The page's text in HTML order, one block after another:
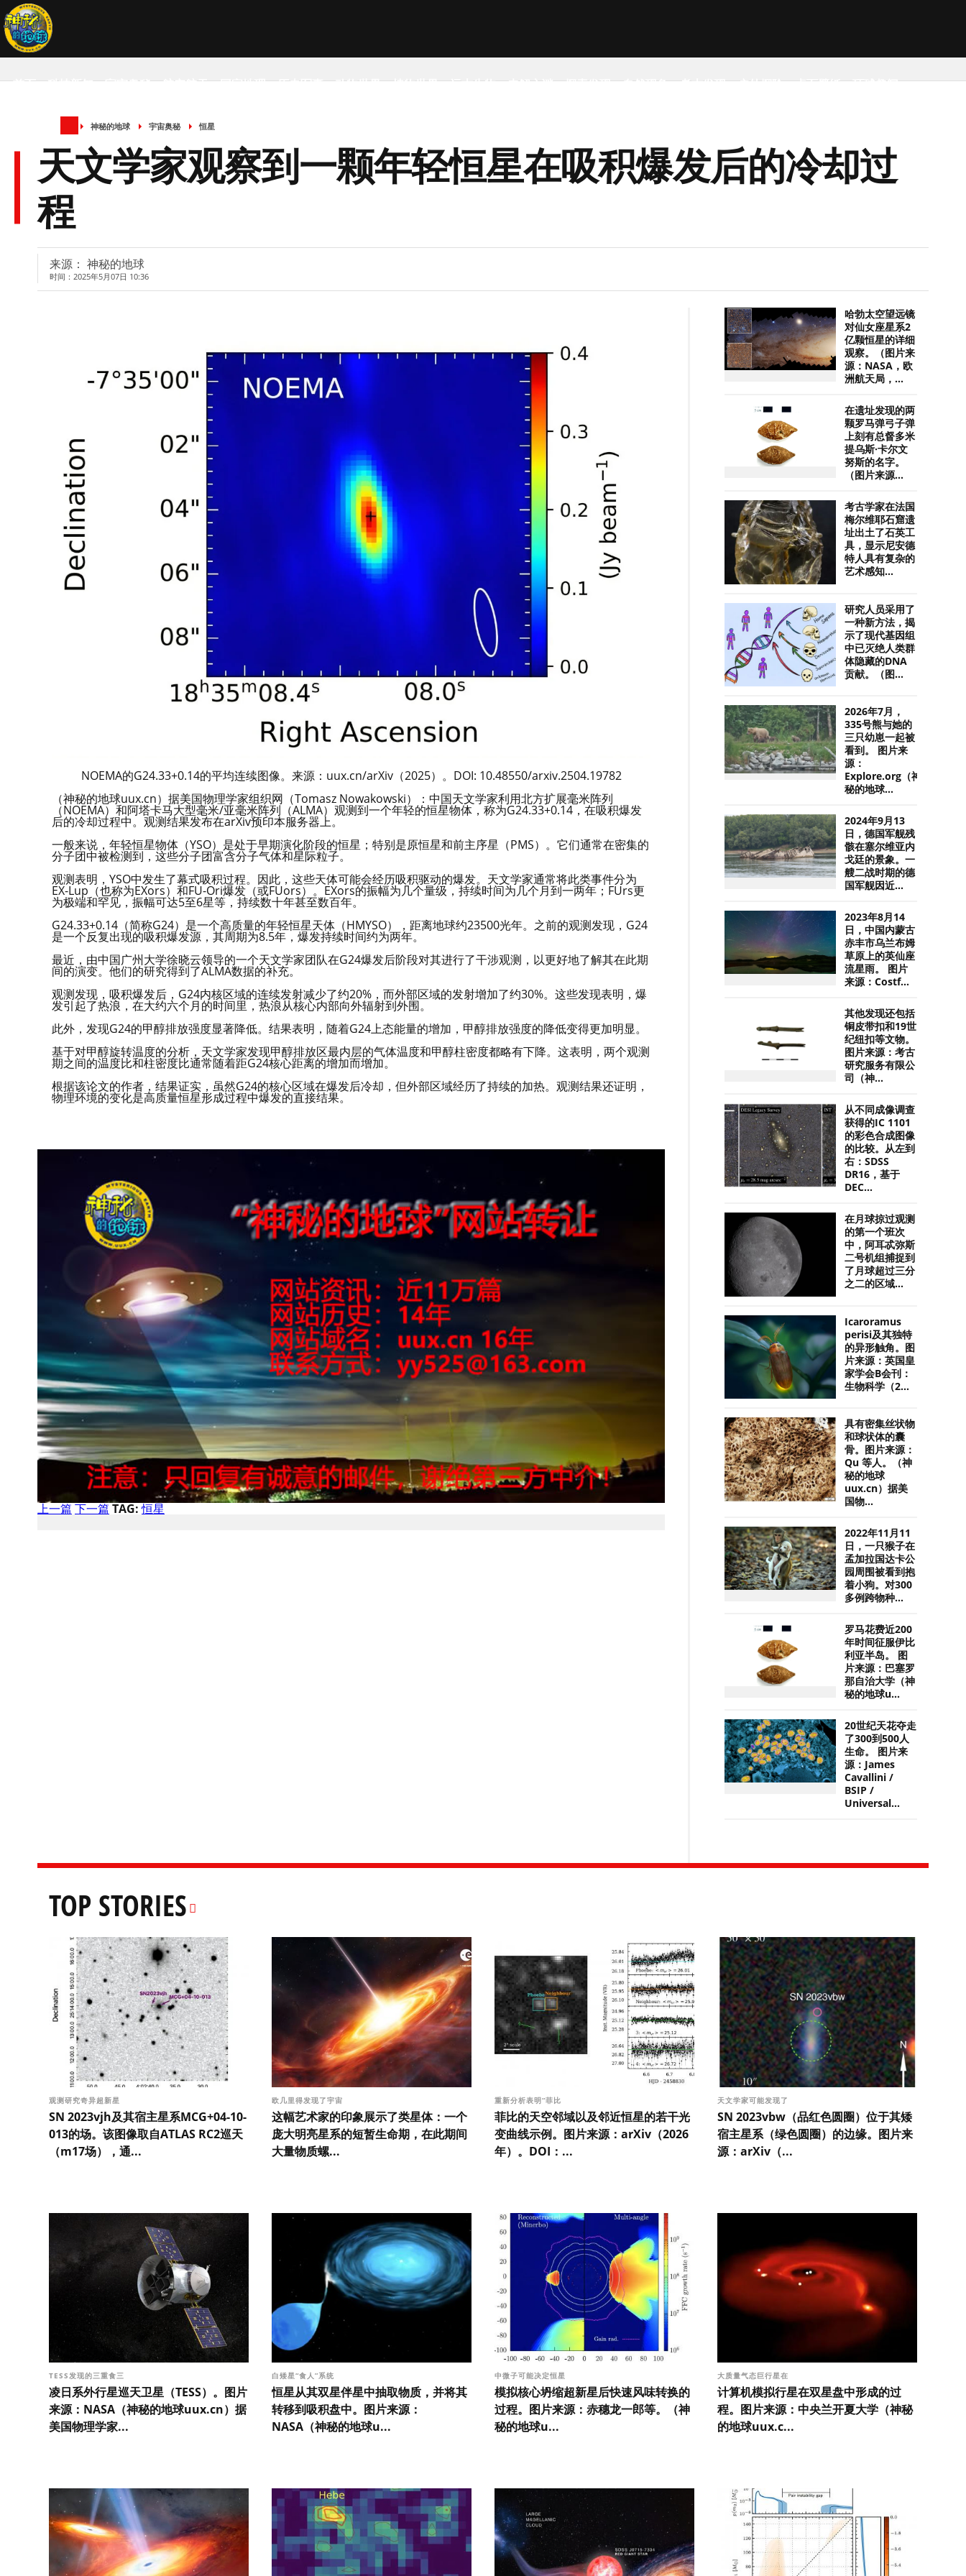
首页 科技新知 宇宙奥秘 航空航天 国家地理 历史军事 动物世界 植物世界 远古生物 未解之谜 探索发现 自然现象 考古发现 户外探险 桌面壁纸 环球趣闻
神秘的地球 宇宙奥秘 恒星
天文学家观察到一颗年轻恒星在吸积爆发后的冷却过
程
来源： 神秘的地球
时间：2025年5月07日 10:36
NOEMA的G24.33+0.14的平均连续图像。来源：uux.cn/arXiv（2025）。DOI: 10.48550/arxiv.2504.19782
（神秘的地球uux.cn）据美国物理学家组织网（Tomasz Nowakowski）：中国天文学家利用北方扩展毫米阵列
（NOEMA）和阿塔卡马大型毫米/亚毫米阵列（ALMA）观测到一个年轻的恒星物体，称为G24.33+0.14，在吸积爆发
后的冷却过程中。观测结果发布在arXiv预印本服务器上。
一般来说，年轻恒星物体（YSO）是处于早期演化阶段的恒星；特别是原恒星和前主序星（PMS）。它们通常在密集的
分子团中被检测到，这些分子团富含分子气体和星际粒子。
观测表明，YSO中发生了幕式吸积过程。因此，这些天体可能会经历吸积驱动的爆发。天文学家通常将此类事件分为
EX-Lup（也称为EXors）和FU-Ori爆发（或FUors）。EXors的振幅为几个量级，持续时间为几个月到一两年；FUrs更
为极端和罕见，振幅可达5至6星等，持续数十年甚至数百年。
G24.33+0.14（简称G24）是一个高质量的年轻恒星天体（HMYSO），距离地球约23500光年。之前的观测发现，G24
是一个反复出现的吸积爆发源，其周期为8.5年，爆发持续时间约为两年。
最近，由中国广州大学徐晓云领导的一个天文学家团队在G24爆发后阶段对其进行了干涉观测，以更好地了解其在此期
间的演变。他们的研究得到了ALMA数据的补充。
观测发现，吸积爆发后，G24内核区域的连续发射减少了约20%，而外部区域的发射增加了约30%。这些发现表明，爆
发引起了热浪，在大约六个月的时间里，热浪从核心内部向外辐射到外围。
此外，发现G24的甲醇排放强度显著降低。结果表明，随着G24上态能量的增加，甲醇排放强度的降低变得更加明显。
基于对甲醇旋转温度的分析，天文学家发现甲醇排放区最内层的气体温度和甲醇柱密度都略有下降。这表明，两个观测
期之间的温度比和柱密度比通常随着距G24核心距离的增加而增加。
根据该论文的作者，结果证实，虽然G24的核心区域在爆发后冷却，但外部区域经历了持续的加热。观测结果还证明，
物理环境的变化是高质量恒星形成过程中爆发的直接结果。
上一篇 下一篇 TAG: 恒星
哈勃太空望远镜
对仙女座星系2
亿颗恒星的详细
观察。（图片来
源：NASA，欧
洲航天局，...
在遗址发现的两
颗罗马弹弓子弹
上刻有总督多米
提乌斯·卡尔文
努斯的名字。
（图片来源...
考古学家在法国
梅尔维耶石窟遗
址出土了石英工
具，显示尼安德
特人具有复杂的
艺术感知...
研究人员采用了
一种新方法，揭
示了现代基因组
中已灭绝人类群
体隐藏的DNA
贡献。（图...
2026年7月，
335号熊与她的
三只幼崽一起被
看到。 图片来
源：
Explore.org（神
秘的地球...
2024年9月13
日，德国军舰残
骸在塞尔维亚内
戈廷的景象。一
艘二战时期的德
国军舰因近...
2023年8月14
日，中国内蒙古
赤丰市乌兰布姆
草原上的英仙座
流星雨。 图片
来源：Costf...
其他发现还包括
铜皮带扣和19世
纪纽扣等文物。
图片来源：考古
研究服务有限公
司（神...
从不同成像调查
获得的IC 1101
的彩色合成图像
的比较。从左到
右：SDSS
DR16，基于
DEC...
在月球掠过观测
的第一个班次
中，阿耳忒弥斯
二号机组捕捉到
了月球超过三分
之二的区域...
Icaroramus
perisi及其独特
的异形触角。图
片来源：英国皇
家学会B会刊：
生物科学（2...
具有密集丝状物
和球状体的囊
骨。图片来源：
Qu 等人。（神
秘的地球
uux.cn）据美
国物...
2022年11月11
日，一只猴子在
孟加拉国达卡公
园周围被看到抱
着小狗。对300
多例跨物种...
罗马花费近200
年时间征服伊比
利亚半岛。 图
片来源：巴塞罗
那自治大学（神
秘的地球u...
20世纪天花夺走
了300到500人
生命。 图片来
源：James
Cavallini /
BSIP /
Universal...
TOP STORIES
观测研究奇异超新星
SN 2023vjh及其宿主星系MCG+04-10-
013的场。该图像取自ATLAS RC2巡天
（m17场），通...
欧几里得发现了宇宙
这幅艺术家的印象展示了类星体：一个
庞大明亮星系的短暂生命期，在此期间
大量物质螺...
重新分析表明“菲比
菲比的天空邻域以及邻近恒星的若干光
变曲线示例。图片来源：arXiv（2026
年）。DOI：...
天文学家可能发现了
SN 2023vbw（品红色圆圈）位于其矮
宿主星系（绿色圆圈）的边缘。图片来
源：arXiv（...
TESS发现的三重食三
凌日系外行星巡天卫星（TESS）。图片
来源：NASA（神秘的地球uux.cn）据
美国物理学家...
白矮星“食人”系统
恒星从其双星伴星中抽取物质，并将其
转移到吸积盘中。图片来源：
NASA（神秘的地球u...
中微子可能决定恒星
模拟核心坍缩超新星后快速风味转换的
过程。图片来源：赤穗龙一郎等。（神
秘的地球u...
大质量气态巨行星在
计算机模拟行星在双星盘中形成的过
程。图片来源：中央兰开夏大学（神秘
的地球uux.c...